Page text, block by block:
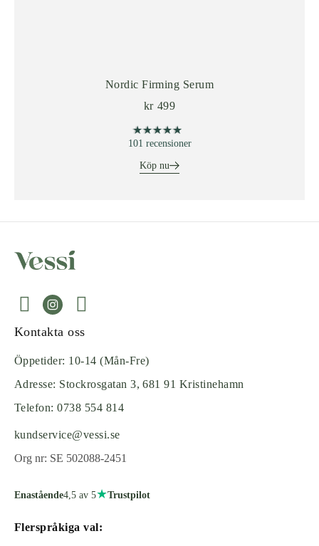
Nordic Firming Serum
kr 499
★★★★★
★★★★★
101 recensioner
Köp nu
Kontakta oss
Öppetider: 10-14 (Mån-Fre)
Adresse: Stockrosgatan 3, 681 91 Kristinehamn
Telefon: 0738 554 814
kundservice@vessi.se
Org nr: SE 502088-2451
Enastående4,5 av 5★Trustpilot
Flerspråkiga val: